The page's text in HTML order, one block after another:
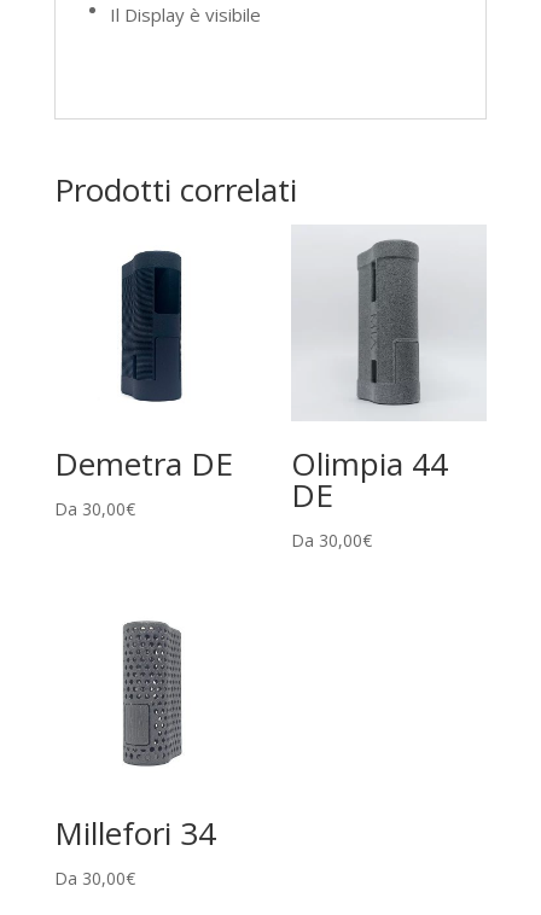
Il Display è visibile
Prodotti correlati
Demetra DE
Da 30,00€
Olimpia 44
DE
Da 30,00€
Millefori 34
Da 30,00€